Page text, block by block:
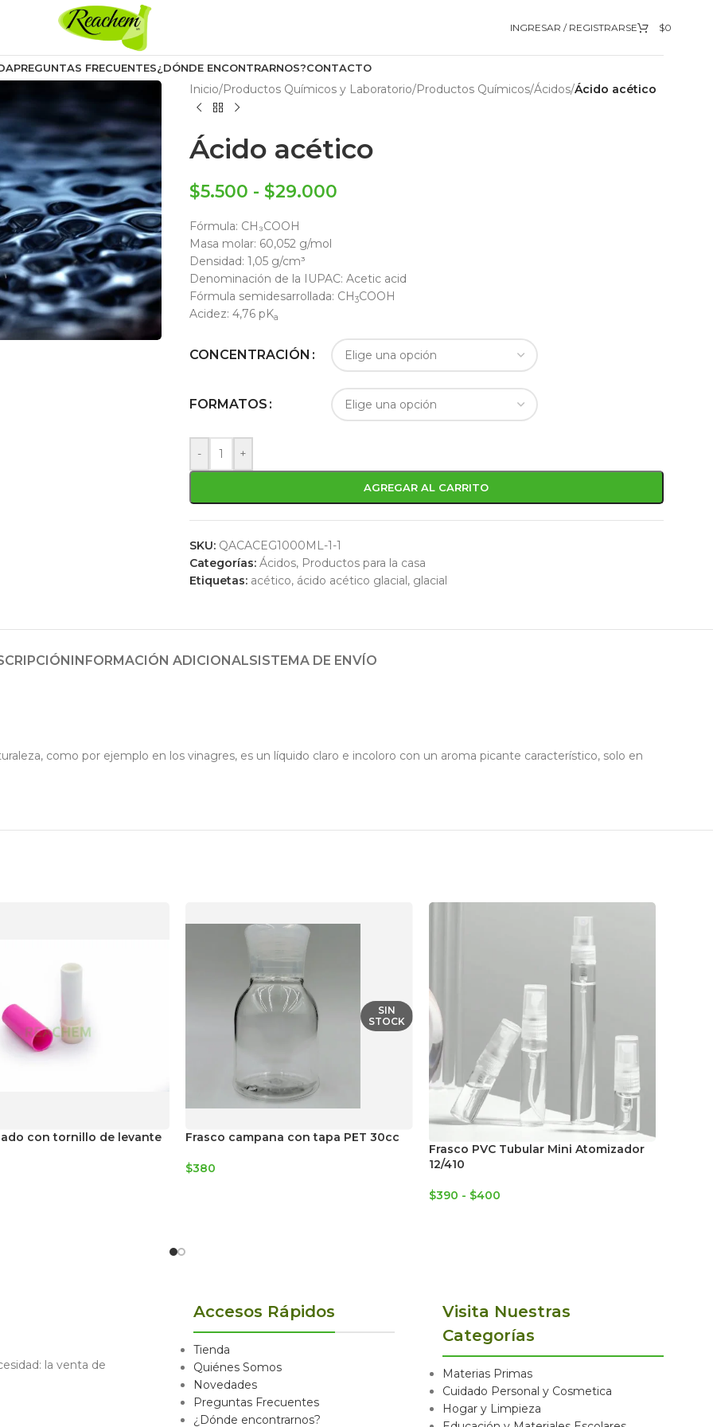
INGRESAR / REGISTRARSE $0
PREGUNTAS FRECUENTES¿DÓNDE ENCONTRARNOS?CONTACTO
Inicio/Productos Químicos y Laboratorio/Productos Químicos/Ácidos/Ácido acético
Ácido acético
$5.500 - $29.000
Fórmula: CH₃COOH
Masa molar: 60,052 g/mol
Densidad: 1,05 g/cm³
Denominación de la IUPAC: Acetic acid
Fórmula semidesarrollada: CH3COOH
Acidez: 4,76 pKa
CONCENTRACIÓN
FORMATOS
- +
AGREGAR AL CARRITO
SKU: QACACEG1000ML-1-1
Categorías: Ácidos, Productos para la casa
Etiquetas: acético, ácido acético glacial, glacial
INFORMACIÓN ADICIONALSISTEMA DE ENVÍO
como por ejemplo en los vinagres, es un líquido claro e incoloro con un aroma picante característico, solo en
con tornillo de levante
SIN
STOCK
Frasco campana con tapa PET 30cc
$380
Frasco PVC Tubular Mini Atomizador
12/410
$390 - $400
la venta de
Accesos Rápidos
Tienda
Quiénes Somos
Novedades
Preguntas Frecuentes
¿Dónde encontrarnos?
Visita Nuestras
Categorías
Materias Primas
Cuidado Personal y Cosmetica
Hogar y Limpieza